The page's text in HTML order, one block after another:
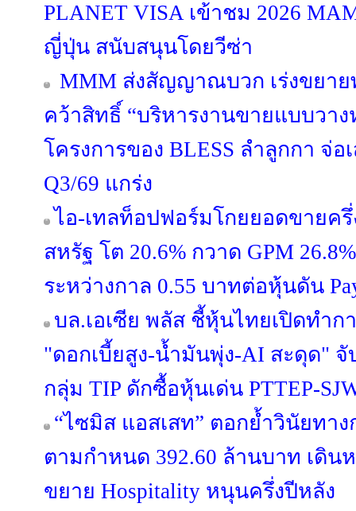
PLANET VISA เข้าชม 2026
ญี่ปุ่น สนับสนุนโดยวีซ่า
MMM ส่งสัญญาณบวก เร่งขยาย
คว้าสิทธิ์ “บริหารงานขายแบบวา
โครงการของ BLESS ลำลูกกา จ่
Q3/69 แกร่ง
ไอ-เทลท็อปฟอร์มโกยยอดขายค
สหรัฐ โต 20.6% กวาด GPM
ระหว่างกาล 0.55 บาทต่อหุ้นดัน
บล.เอเซีย พลัส ชี้หุ้นไทยเปิดทำก
"ดอกเบี้ยสูง-น้ำมันพุ่ง-AI สะดุด"
กลุ่ม TIP ดักซื้อหุ้นเด่น PTTEP-
“ไซมิส แอสเสท” ตอกย้ำวินัยทา
ตามกำหนด 392.60 ล้านบาท เดิน
ขยาย Hospitality หนุนครึ่งปีหลัง